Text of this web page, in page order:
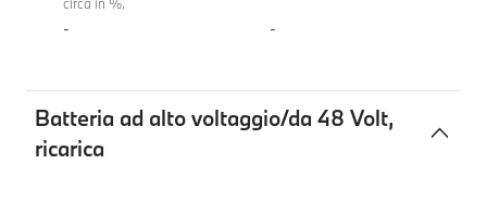
- -
Batteria ad alto voltaggio/da 48 Volt,
ricarica